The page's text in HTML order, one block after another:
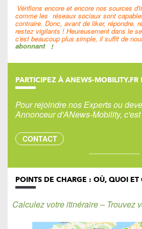
Vérifions encore et encore nos sources
comme les réseaux sociaux sont
contraire. Donc, avant de liker, répondre,
restez vigilants ! Heureusement dans le
c'est beaucoup plus simple, il suffit de
abonnant !
PARTICIPEZ À ANEWS-MOBILITY.FR !
Pour rejoindre nos Experts ou
Annonceur d'ANews-Mobility,
CONTACT
POINTS DE CHARGE : OÙ, QUOI
Calculez votre itinéraire – Trouvez